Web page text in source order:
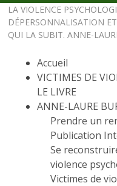
LA VIOLENCE
DÉPERSONNALISATION
QUI LA SUBIT. ANNE-
Accueil
VICTIMES DE
LE LIVRE
ANNE-LAURE
Prendre un
Publication
Se
violence
Victimes de